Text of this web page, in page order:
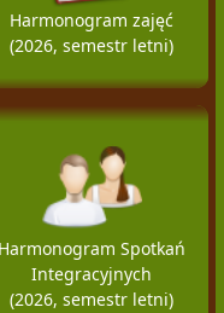
Harmonogram zajęć
(2026, semestr letni)
Spotkań
Integracyjnych
(2026, semestr letni)